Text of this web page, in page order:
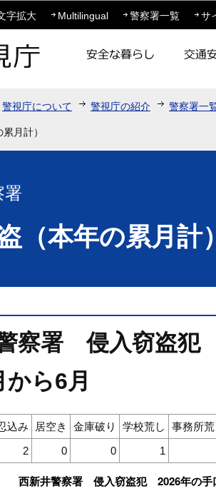
この
字拡大 Multilingual 警察署一覧 サ
警視庁について 警視庁の紹介 警察署一
月計）
署
（本年の累月計
察署 侵入窃盗犯
から6月
込み 居空き 金庫破り 学校荒し
事務所
2 0 0 1